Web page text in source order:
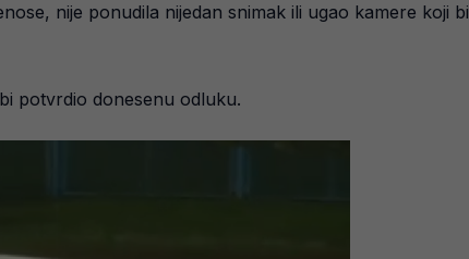
nije ponudila nijedan snimak ili ugao kamere koji bi
potvrdio donesenu odluku.